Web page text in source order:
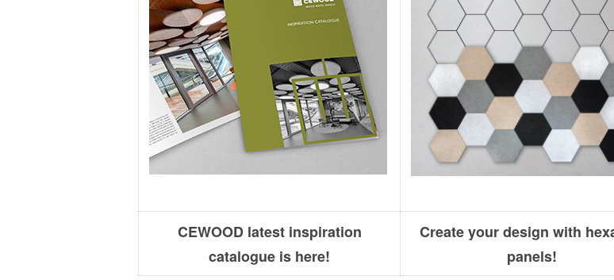
CEWOOD latest inspiration
catalogue is here!
Create your design with
panels!